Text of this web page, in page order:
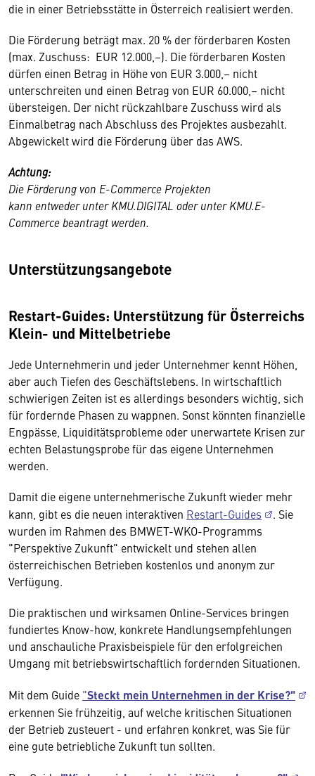
die in einer Betriebsstätte in Österreich realisiert werden.
Die Förderung beträgt max. 20 % der förderbaren Kosten
(max. Zuschuss: EUR 12.000,–). Die förderbaren Kosten
dürfen einen Betrag in Höhe von EUR 3.000,– nicht
unterschreiten und einen Betrag von EUR 60.000,– nicht
übersteigen. Der nicht rückzahlbare Zuschuss wird als
Einmalbetrag nach Abschluss des Projektes ausbezahlt.
Abgewickelt wird die Förderung über das AWS.
Achtung:
Die Förderung von E-Commerce Projekten
kann entweder unter KMU.DIGITAL oder unter KMU.E-
Commerce beantragt werden.
Unterstützungsangebote
Restart-Guides: Unterstützung für Österreichs
Klein- und Mittelbetriebe
Jede Unternehmerin und jeder Unternehmer kennt Höhen,
aber auch Tiefen des Geschäftslebens. In wirtschaftlich
schwierigen Zeiten ist es allerdings besonders wichtig, sich
für fordernde Phasen zu wappnen. Sonst könnten finanzielle
Engpässe, Liquiditätsprobleme oder unerwartete Krisen zur
echten Belastungsprobe für das eigene Unternehmen
werden.
Damit die eigene unternehmerische Zukunft wieder mehr
kann, gibt es die neuen interaktiven Restart-Guides
. Sie
wurden im Rahmen des BMWET-WKO-Programms
"Perspektive Zukunft" entwickelt und stehen allen
österreichischen Betrieben kostenlos und anonym zur
Verfügung.
Die praktischen und wirksamen Online-Services bringen
fundiertes Know-how, konkrete Handlungsempfehlungen
und anschauliche Praxisbeispiele für den erfolgreichen
Umgang mit betriebswirtschaftlich fordernden Situationen.
Mit dem Guide "Steckt mein Unternehmen in der Krise?"
erkennen Sie frühzeitig, auf welche kritischen Situationen
der Betrieb zusteuert - und erfahren konkret, was Sie für
eine gute betriebliche Zukunft tun sollten.